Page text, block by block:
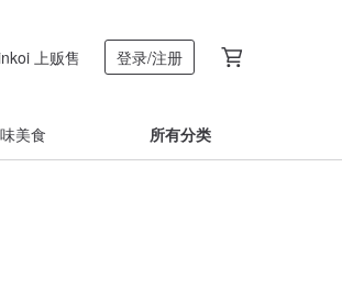
上贩售 登录/注册
美食 所有分类